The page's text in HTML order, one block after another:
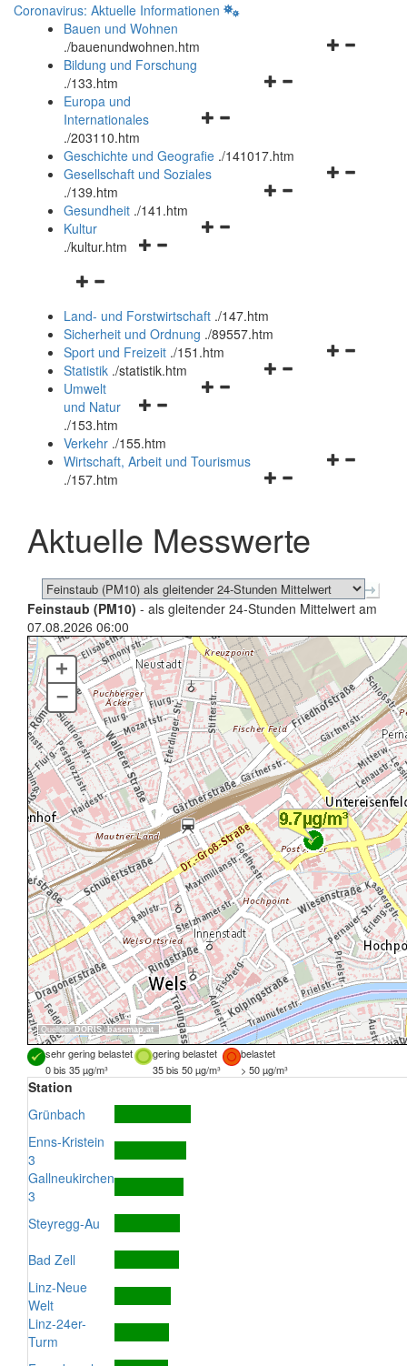
Coronavirus: Aktuelle Informationen
Bauen und Wohnen
./bauenundwohnen.htm
Navigationsmenü
Bildung und Forschung
./133.htm
Navigationsmenü
und
schließen
Europa und
Internationales
./203110.htm
Geschichte und Geografie ./141017.htm
Navigationsmenü
Gesellschaft und Soziales
./139.htm
Navigationsmenü
Gesundheit ./141.htm
Navigationsmenü
Kultur
./kultur.htm
Navigationsmenü
und
schließen
Land- und Forstwirtschaft ./147.htm
Sicherheit und Ordnung ./89557.htm
Navigationsmenü
Sport und Freizeit ./151.htm
Navigationsmenü
Statistik ./statistik.htm
Navigationsmenü
und
schließen
Umwelt
und Natur
./153.htm
Verkehr ./155.htm
Navigationsmenü
schließen
Wirtschaft, Arbeit und Tourismus
./157.htm
Aktuelle Messwerte
Feinstaub (PM10) - als gleitender 24-Stunden Mittelwert am
07.08.2026 06:00
Quellen: DORIS, basemap.at
+
–
sehr gering belastet gering belastet
belastet
0 bis 35 µg/m³
35 bis 50 µg/m³ > 50 µg/m³
Station
Grünbach
Enns-Kristein
3
Gallneukirchen
3
Steyregg-Au
Bad Zell
Linz-Neue
Welt
Linz-24er-
Turm